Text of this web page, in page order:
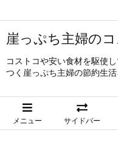
崖っぷち主婦の
コストコや安い食材を駆使
つく崖っぷち主婦の節約生活
メニュー サイドバー